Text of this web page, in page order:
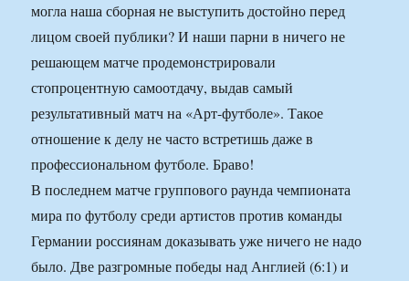
могла наша сборная не выступить достойно перед
лицом своей публики? И наши парни в ничего не
решающем матче продемонстрировали
стопроцентную самоотдачу, выдав самый
результативный матч на «Арт-футболе». Такое
отношение к делу не часто встретишь даже в
профессиональном футболе. Браво!
В последнем матче группового раунда чемпионата
мира по футболу среди артистов против команды
Германии россиянам доказывать уже ничего не надо
было. Две разгромные победы над Англией (6:1) и